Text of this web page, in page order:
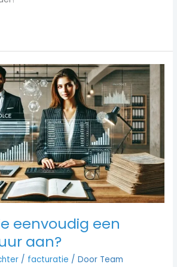
eenvoudig een
aan?
/ facturatie / Door Team